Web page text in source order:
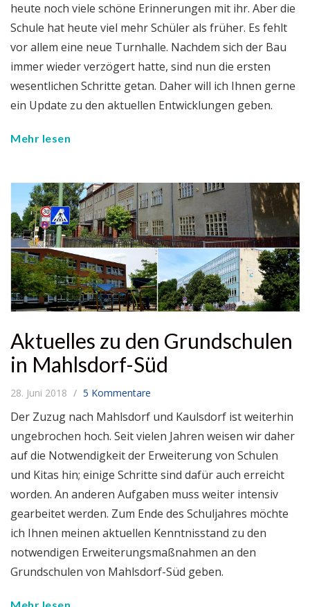
heute noch viele schöne Erinnerungen mit ihr. Aber die
Schule hat heute viel mehr Schüler als früher. Es fehlt
vor allem eine neue Turnhalle. Nachdem sich der Bau
immer wieder verzögert hatte, sind nun die ersten
wesentlichen Schritte getan. Daher will ich Ihnen gerne
ein Update zu den aktuellen Entwicklungen geben.
Mehr lesen
Aktuelles zu den Grundschulen
in Mahlsdorf-Süd
28. Juni 2018 5 Kommentare
Der Zuzug nach Mahlsdorf und Kaulsdorf ist weiterhin
ungebrochen hoch. Seit vielen Jahren weisen wir daher
auf die Notwendigkeit der Erweiterung von Schulen
und Kitas hin; einige Schritte sind dafür auch erreicht
worden. An anderen Aufgaben muss weiter intensiv
gearbeitet werden. Zum Ende des Schuljahres möchte
ich Ihnen meinen aktuellen Kenntnisstand zu den
notwendigen Erweiterungsmaßnahmen an den
Grundschulen von Mahlsdorf-Süd geben.